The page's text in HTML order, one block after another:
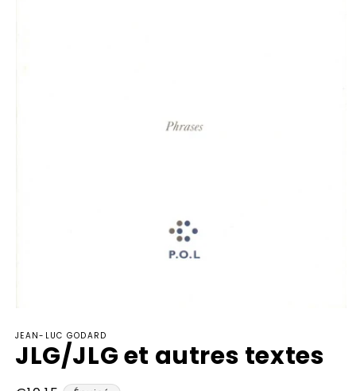
média
dans
JEAN-LUC GODARD
JLG/JLG et autres textes